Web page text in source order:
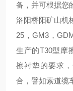
备，并可根据您
洛阳桥阳矿山机
25，GM3，
生产的T30型摩
擦衬垫的要求
合，譬如索道缆